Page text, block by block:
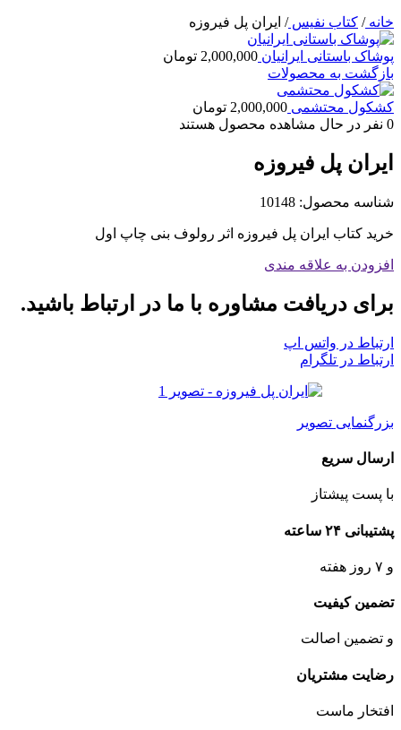
خانه/ کتاب نفیس/ ایران پل فیروزه
پوشاک باستانی ایرانیان 2,000,000 تومان
بازگشت به محصولات
کشکول محتشمی 2,000,000 تومان
0 نفر در حال مشاهده محصول هستند
ایران پل فیروزه
شناسه محصول: 10148
خرید کتاب ایران پل فیروزه اثر رولوف بنی چاپ اول
افزودن به علاقه مندی
برای دریافت مشاوره با ما در ارتباط باشید.
ارتباط در واتس اپ
ارتباط در تلگرام
بزرگنمایی تصویر
ارسال سریع
با پست پیشتاز
پشتیبانی ۲۴ ساعته
و ۷ روز هفته
تضمین کیفیت
و تضمین اصالت
رضایت مشتریان
افتخار ماست